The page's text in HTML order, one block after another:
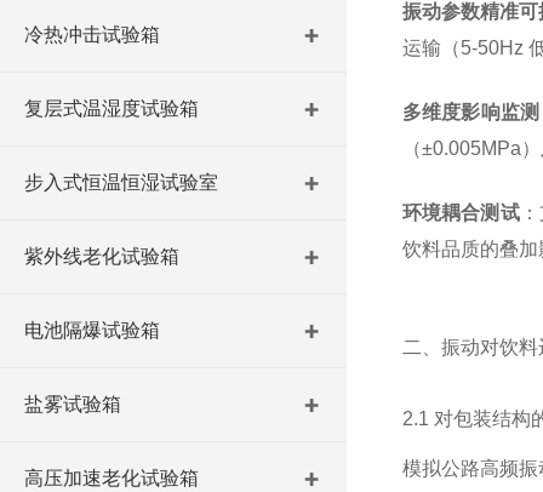
冷热冲击试验箱
复层式温湿度试验箱
步入式恒温恒湿试验室
紫外线老化试验箱
电池隔爆试验箱
盐雾试验箱
高压加速老化试验箱
振动参数精准可
运输（5-50Hz
多维度影响监测
（±0.005MPa
环境耦合测试
饮料品质的叠
二、振动对饮
2.1 对包装结构
模拟公路高频